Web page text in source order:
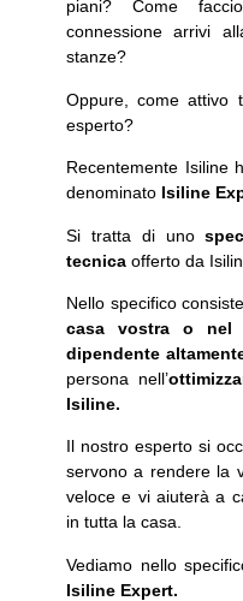
piani? Come
connessione arrivi
stanze?
Oppure, come attivo
esperto?
Recentemente Isiline
denominato Isiline
Si tratta di uno
tecnicaofferto da
Nello specifico
casa vostra o nel
dipendente
persona nell’
Isiline.
Il nostro esperto si
servono a rendere la
veloce e vi aiuterà a
in tutta la casa.
Vediamo nello
Isiline Expert.